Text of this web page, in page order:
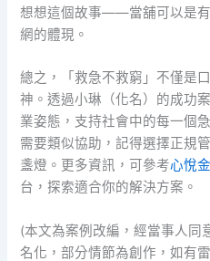
想想這個故事——當舖可以是
網的體現。
總之，「救急不救窮」不僅是
神。透過小琳（化名）的成功
業姿態，支持社會中的每一個
需要類似協助，記得選擇正規
盞燈。更多資訊，可參考心悅
台，探索適合你的解決方案。
(本文為案例改編，經當事人同
名化，部分情節為創作，如有